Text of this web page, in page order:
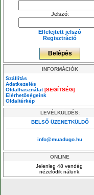
Jelszó:
Elfelejtett jelszó
Regisztráció
INFORMÁCIÓK
Szállítás
Adatkezelés
Oldalhasználat[SEGÍTSÉG]
Elérhetőségeink
Oldaltérkép
LEVÉLKÜLDÉS:
BELSŐ ÜZENETKÜLDŐ
info@muadugo.hu
ONLINE
Jelenleg 48 vendég
nézelődik nálunk.